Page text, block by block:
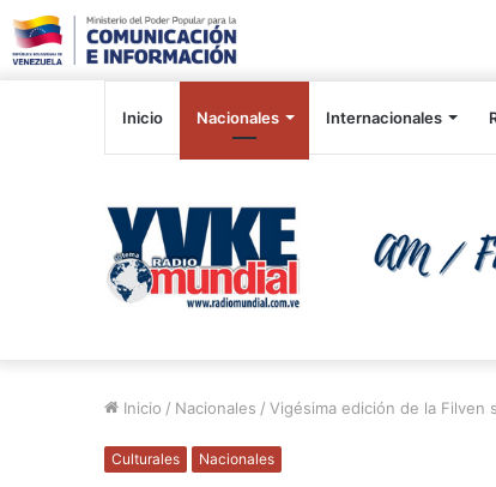
Inicio Nacionales Internacionales
Inicio / Nacionales / Vigésima edición de la Filven
Culturales Nacionales